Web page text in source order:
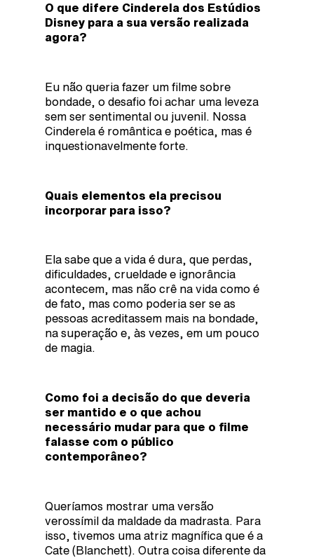
O que difere Cinderela dos Estúdios
Disney para a sua versão realizada
agora?
Eu não queria fazer um filme sobre
bondade, o desafio foi achar uma leveza
sem ser sentimental ou juvenil. Nossa
Cinderela é romântica e poética, mas é
inquestionavelmente forte.
Quais elementos ela precisou
incorporar para isso?
Ela sabe que a vida é dura, que perdas,
dificuldades, crueldade e ignorância
acontecem, mas não crê na vida como é
de fato, mas como poderia ser se as
pessoas acreditassem mais na bondade,
na superação e, às vezes, em um pouco
de magia.
Como foi a decisão do que deveria
ser mantido e o que achou
necessário mudar para que o filme
falasse com o público
contemporâneo?
Queríamos mostrar uma versão
verossímil da maldade da madrasta. Para
isso, tivemos uma atriz magnífica que é a
Cate (Blanchett). Outra coisa diferente da